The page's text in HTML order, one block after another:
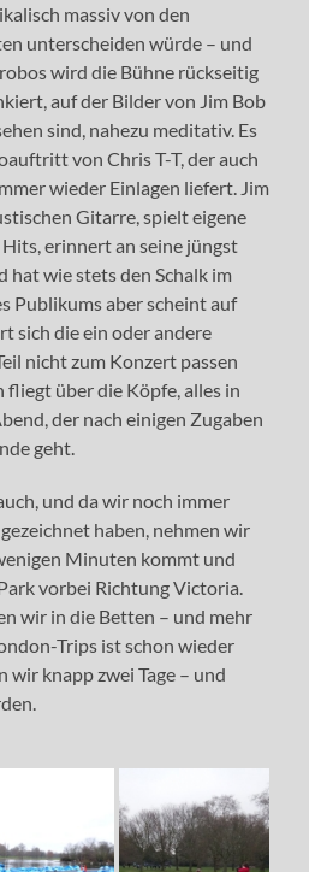
massiv von den
unterscheiden würde – und
wird die Bühne rückseitig
auf der Bilder von Jim Bob
sind, nahezu meditativ. Es
von Chris T-T, der auch
wieder Einlagen liefert. Jim
Gitarre, spielt eigene
erinnert an seine jüngst
wie stets den Schalk im
Publikums aber scheint auf
sich die ein oder andere
nicht zum Konzert passen
über die Köpfe, alles in
der nach einigen Zugaben
geht.
und da wir noch immer
haben, nehmen wir
Minuten kommt und
vorbei Richtung Victoria.
wir in die Betten – und mehr
Trips ist schon wieder
wir knapp zwei Tage – und